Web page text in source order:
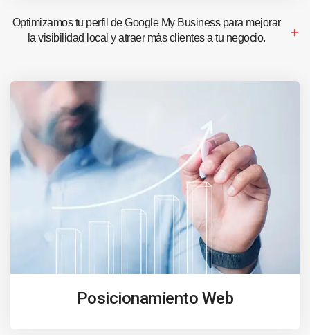
Optimizamos tu perfil de Google My Business para mejorar
la visibilidad local y atraer más clientes a tu negocio.
Posicionamiento Web